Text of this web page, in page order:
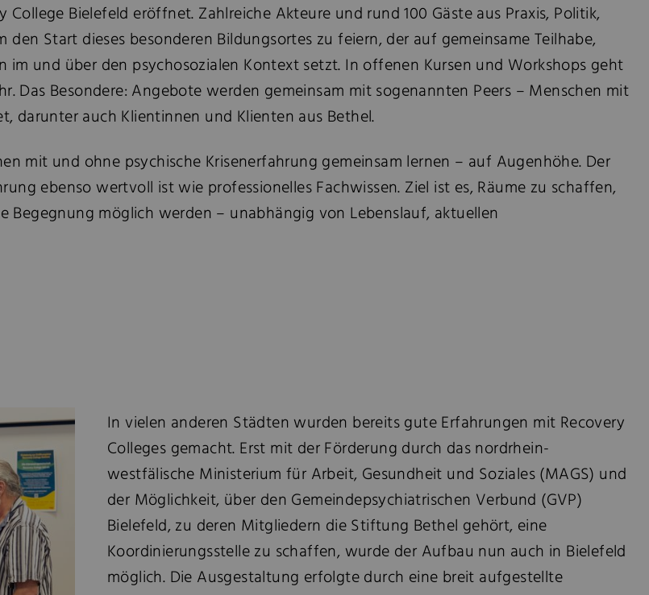
Bielefeld eröffnet. Zahlreiche Akteure und rund 100 Gäste aus Praxis, Politik,
Start dieses besonderen Bildungsortes zu feiern, der auf gemeinsame Teilhabe,
im und über den psychosozialen Kontext setzt. In offenen Kursen und Workshops geht
Das Besondere: Angebote werden gemeinsam mit sogenannten Peers – Menschen mit
darunter auch Klientinnen und Klienten aus Bethel.
mit und ohne psychische Krisenerfahrung gemeinsam lernen – auf Augenhöhe. Der
ebenso wertvoll ist wie professionelles Fachwissen. Ziel ist es, Räume zu schaffen,
möglich werden – unabhängig von Lebenslauf, aktuellen
In vielen anderen Städten wurden bereits gute Erfahrungen mit Recovery
Colleges gemacht. Erst mit der Förderung durch das nordrhein-
westfälische Ministerium für Arbeit, Gesundheit und Soziales (MAGS) und
der Möglichkeit, über den Gemeindepsychiatrischen Verbund (GVP)
Bielefeld, zu deren Mitgliedern die Stiftung Bethel gehört, eine
Koordinierungsstelle zu schaffen, wurde der Aufbau nun auch in Bielefeld
möglich. Die Ausgestaltung erfolgte durch eine breit aufgestellte